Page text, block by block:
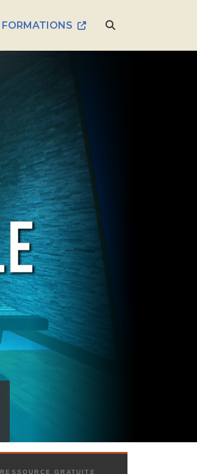
FORMATIONS
RESSOURCE GRATUITE